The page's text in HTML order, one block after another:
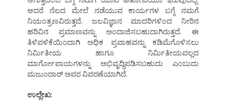
ಆದರೆ ನೆಲದ ಮೇಲೆ ನಡೆಯುವ ಕಾರ್ಯಗಳ ಬಗ್ಗೆ ನಮಗೆ
ನಿಯಂತ್ರಣವಿರುತ್ತದೆ. ಜಲವಿಜ್ಞಾನ ಮಾದರಿಗಳಿಂದ ನೀರಿನ
ಹರಿವಿನ ಪ್ರಮಾಣವನ್ನು ಅಂದಾಜಿಸಬಹುದಾಗಿರುತ್ತದೆ. ಈ
ತಿಳಿವಳಿಕೆಯಿಂದಾಗಿ ಅಧಿಕ ಪ್ರವಾಹವನ್ನು ಕಡಿಮೆಗೊಳಿಸಲು
ನಿರ್ಮಿತೀಯ ಹಾಗೂ ನಿರ್ಮಿತೀಯವಲ್ಲದ
ಮಾರ್ಗೋಪಾಯಗಳನ್ನು ಅಭಿವೃದ್ಧಿಪಡಿಸಬಹುದು ಎಂಬುದು
ಮಜುಂದಾರ್ ಅವರ ವಿವರಣೆಯಾಗಿದೆ.
ಉಲ್ಲೇಖ: